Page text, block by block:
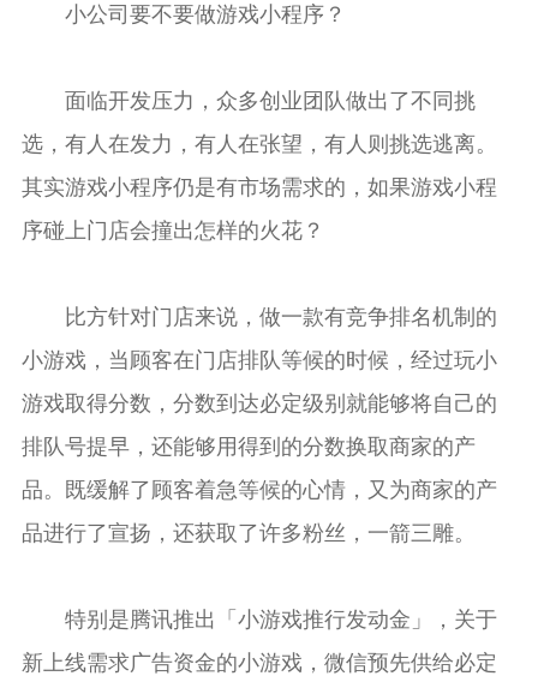
小公司要不要做游戏小程序？
面临开发压力，众多创业团队做出了不同挑
选，有人在发力，有人在张望，有人则挑选逃离。
其实游戏小程序仍是有市场需求的，如果游戏小程
序碰上门店会撞出怎样的火花？
比方针对门店来说，做一款有竞争排名机制的
小游戏，当顾客在门店排队等候的时候，经过玩小
游戏取得分数，分数到达必定级别就能够将自己的
排队号提早，还能够用得到的分数换取商家的产
品。既缓解了顾客着急等候的心情，又为商家的产
品进行了宣扬，还获取了许多粉丝，一箭三雕。
特别是腾讯推出「小游戏推行发动金」，关于
新上线需求广告资金的小游戏，微信预先供给必定